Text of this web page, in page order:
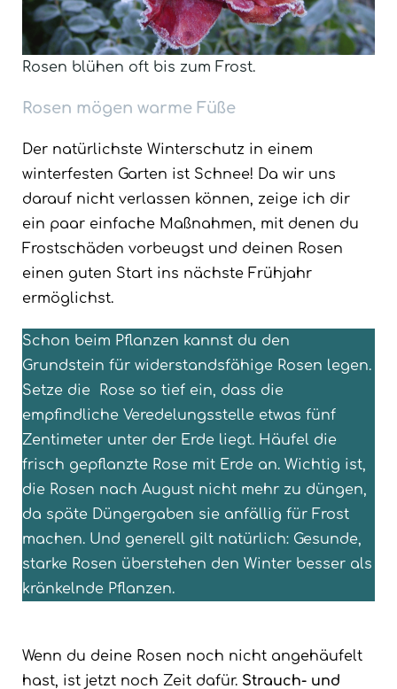
Rosen blühen oft bis zum Frost.
Rosen mögen warme Füße
Der natürlichste Winterschutz in einem
winterfesten Garten ist Schnee! Da wir uns
darauf nicht verlassen können, zeige ich dir
ein paar einfache Maßnahmen, mit denen du
Frostschäden vorbeugst und deinen Rosen
einen guten Start ins nächste Frühjahr
ermöglichst.
Schon beim Pflanzen kannst du den
Grundstein für widerstandsfähige Rosen legen.
Setze die Rose so tief ein, dass die
empfindliche Veredelungsstelle etwas fünf
Zentimeter unter der Erde liegt. Häufel die
frisch gepflanzte Rose mit Erde an. Wichtig ist,
die Rosen nach August nicht mehr zu düngen,
da späte Düngergaben sie anfällig für Frost
machen. Und generell gilt natürlich: Gesunde,
starke Rosen überstehen den Winter besser als
kränkelnde Pflanzen.
Wenn du deine Rosen noch nicht angehäufelt
hast, ist jetzt noch Zeit dafür. Strauch- und